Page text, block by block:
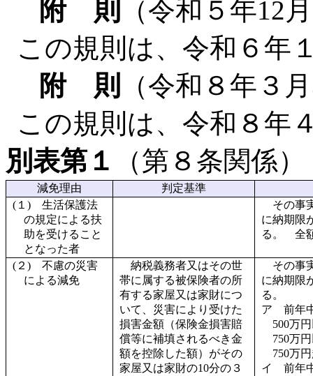
附 則
（令和５年12
この規則は、令和６年
附 則
（令和８年３
この規則は、令和８年
別表第１
（第８条関係）
減免理由
判定基準
(１) 生活保護法
の規定による扶
助を受けること
となった者
その事
に納期限
る。 全
(２) 不慮の災害
による減免
納税義務者又はその世
帯に属する被保険者の所
有する家屋又は家財につ
いて、災害により受けた
損害金額（保険金損害賠
償等に補填されるべき金
額を控除した額）がその
家屋又は家財の10分の３
その事
に納期限
る。
ア 前年
500万
750万
750万
イ 前年